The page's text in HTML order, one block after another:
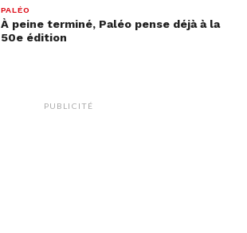
PALÉO
À peine terminé, Paléo pense déjà à la
50e édition
PUBLICITÉ